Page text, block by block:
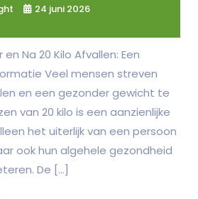
24 juni 2026
Na 20 Kilo Afvallen: Een
Veel mensen streven
en een gezonder gewicht te
van 20 kilo is een aanzienlijke
het uiterlijk van een persoon
ook hun algehele gezondheid
De […]